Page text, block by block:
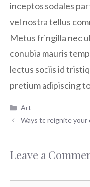
inceptos sodales
vel nostra tellus
Metus fringilla nec
conubia mauris
lectus sociis id
pretium adipiscing
Categories
Art
Ways to reignite your
Leave a